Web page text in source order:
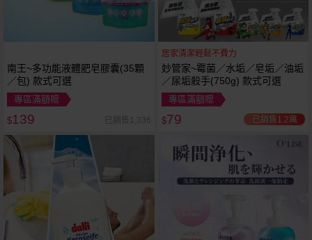
南王~多功能液體肥皂膠囊(35顆
／包) 款式可選
專區滿額贈
$139 已銷售1,336
居家清潔輕鬆不費力
妙管家~霉菌／水垢／皂垢／油垢
／尿垢殺手(750g) 款式可選
專區滿額贈
$79 已銷售1.2萬